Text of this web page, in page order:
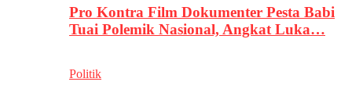
Pro Kontra Film Dokumenter Pesta Babi
Tuai Polemik Nasional, Angkat Luka…
Politik